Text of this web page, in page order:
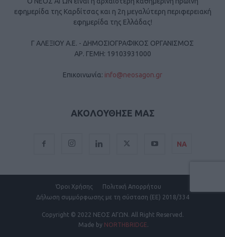
εφημερίδα της Καρδίτσας και η 2η μεγαλύτερη περιφερειακή
εφημερίδα της Ελλάδας!
Γ ΑΛΕΞΙΟΥ Α.Ε. - ΔΗΜΟΣΙΟΓΡΑΦΙΚΟΣ ΟΡΓΑΝΙΣΜΟΣ
ΑΡ. ΓΕΜΗ: 19103931000
Επικοινωνία: info@neosagon.gr
ΑΚΟΛΟΥΘΗΣΕ ΜΑΣ
ΝΑ
Όροι Χρήσης
Πολιτική Απορρήτου
Δήλωση συμμόρφωσης με τη σύσταση (ΕΕ) 2018/334
Copyright © 2022 ΝΕΟΣ ΑΓΩΝ. All Right Reserved.
Made by NORTHBRIDGE.